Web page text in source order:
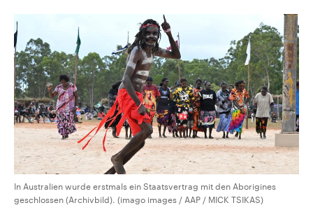
Umfragen, Prognosen,
Wahlprogramme, aktuelle Berichte
und Hintergründe zu den Parteien
und Kandidaten der anstehenden
Wahl.
Sendungen Programm Podcasts
Audio-Archiv
In Australien wurde erstmals ein Staatsvertrag mit den Aborigines
geschlossen (Archivbild). (imago images / AAP / MICK TSIKAS)